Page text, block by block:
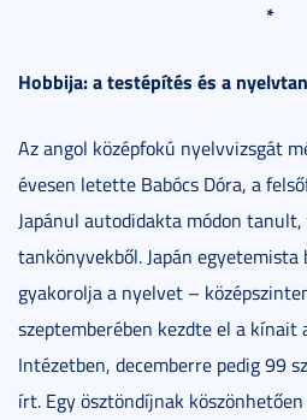
*
Hobbija: a testépítés és a
Az angol középfokú nyelvvizsgát
évesen letette Babócs Dóra, a
Japánul autodidakta módon
tankönyvekből. Japán
gyakorolja a nyelvet –
szeptemberében kezdte el a kínait
Intézetben, decemberre pedig 99
írt. Egy ösztöndíjnak